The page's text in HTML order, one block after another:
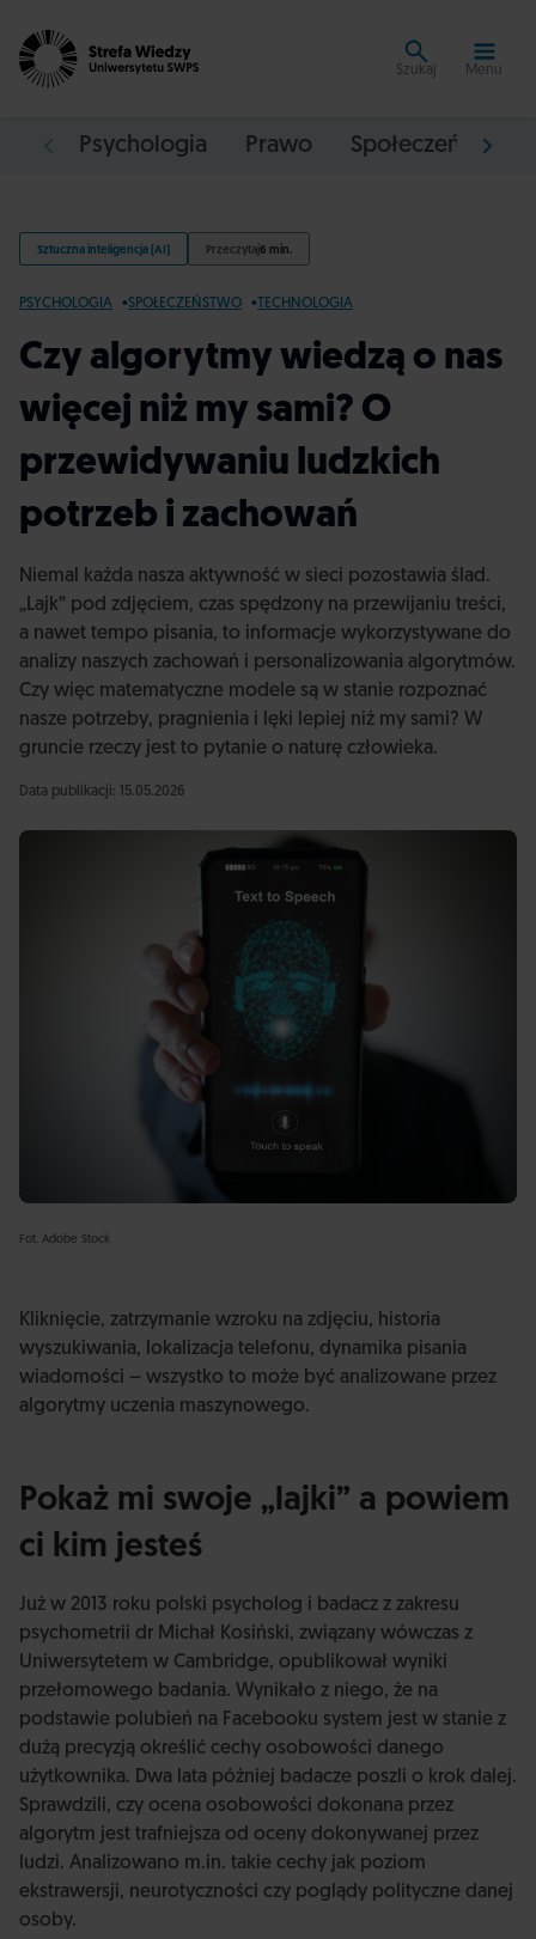
Szukaj Menu
Psychologia Prawo Społeczeństwo
Sztuczna inteligencja (AI) Przeczytaj6 min.
PSYCHOLOGIA SPOŁECZEŃSTWO TECHNOLOGIA
Czy algorytmy wiedzą o nas
więcej niż my sami? O
przewidywaniu ludzkich
potrzeb i zachowań
Niemal każda nasza aktywność w sieci pozostawia ślad.
„Lajk” pod zdjęciem, czas spędzony na przewijaniu treści,
a nawet tempo pisania, to informacje wykorzystywane do
analizy naszych zachowań i personalizowania algorytmów.
Czy więc matematyczne modele są w stanie rozpoznać
nasze potrzeby, pragnienia i lęki lepiej niż my sami? W
gruncie rzeczy jest to pytanie o naturę człowieka.
Data publikacji: 15.05.2026
Fot. Adobe Stock
Kliknięcie, zatrzymanie wzroku na zdjęciu, historia
wyszukiwania, lokalizacja telefonu, dynamika pisania
wiadomości – wszystko to może być analizowane przez
algorytmy uczenia maszynowego.
Pokaż mi swoje „lajki” a powiem
ci kim jesteś
Już w 2013 roku polski psycholog i badacz z zakresu
psychometrii dr Michał Kosiński, związany wówczas z
Uniwersytetem w Cambridge, opublikował wyniki
przełomowego badania. Wynikało z niego, że na
podstawie polubień na Facebooku system jest w stanie z
dużą precyzją określić cechy osobowości danego
użytkownika. Dwa lata później badacze poszli o krok dalej.
Sprawdzili, czy ocena osobowości dokonana przez
algorytm jest trafniejsza od oceny dokonywanej przez
ludzi. Analizowano m.in. takie cechy jak poziom
ekstrawersji, neurotyczności czy poglądy polityczne danej
osoby.